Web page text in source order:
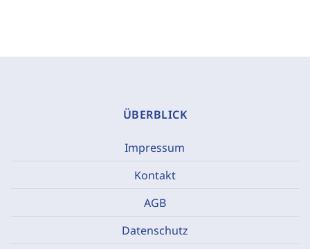
ÜBERBLICK
Impressum
Kontakt
AGB
Datenschutz